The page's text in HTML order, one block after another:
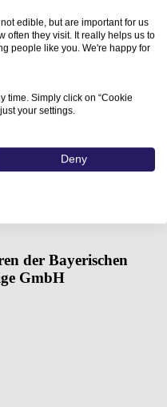
(Berufliche…
der Bayerischen
GmbH
edible, but are important for us
often they visit. It really helps us to
people like you. We're happy for
time. Simply click on “Cookie
your settings.
Deny